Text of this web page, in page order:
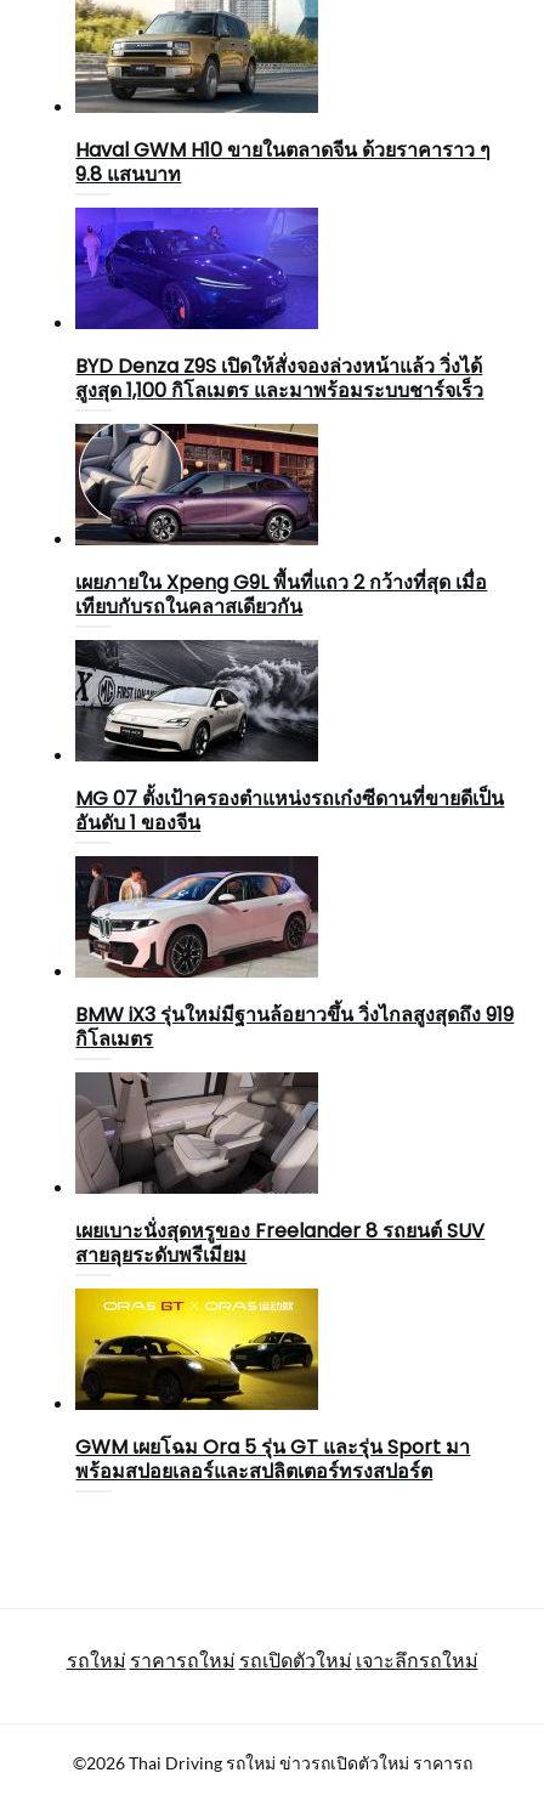
Haval GWM H10 ขายในตลาดจีน ด้วยราคาราว ๆ
9.8 แสนบาท
BYD Denza Z9S เปิดให้สั่งจองล่วงหน้าแล้ว วิ่งได้
สูงสุด 1,100 กิโลเมตร และมาพร้อมระบบชาร์จเร็ว
เผยภายใน Xpeng G9L พื้นที่แถว 2 กว้างที่สุด เมื่อ
เทียบกับรถในคลาสเดียวกัน
MG 07 ตั้งเป้าครองตำแหน่งรถเก๋งซีดานที่ขายดีเป็น
อันดับ 1 ของจีน
BMW iX3 รุ่นใหม่มีฐานล้อยาวขึ้น วิ่งไกลสูงสุดถึง 919
กิโลเมตร
เผยเบาะนั่งสุดหรูของ Freelander 8 รถยนต์ SUV
สายลุยระดับพรีเมียม
GWM เผยโฉม Ora 5 รุ่น GT และรุ่น Sport มา
พร้อมสปอยเลอร์และสปลิตเตอร์ทรงสปอร์ต
รถใหม่ ราคารถใหม่ รถเปิดตัวใหม่ เจาะลึกรถใหม่
©2026 Thai Driving รถใหม่ ข่าวรถเปิดตัวใหม่ ราคารถ